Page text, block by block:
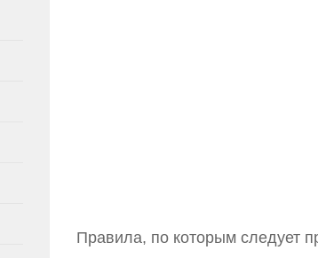
Правила, по которым следует